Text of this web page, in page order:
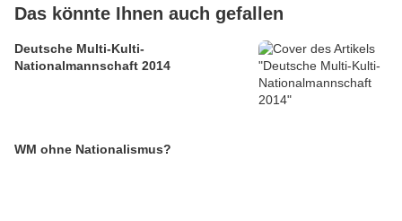
Das könnte Ihnen auch gefallen
Deutsche Multi-Kulti-
Nationalmannschaft 2014
WM ohne Nationalismus?